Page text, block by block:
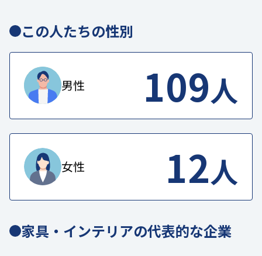
この人たちの性別
男性 109人
女性 12人
家具・インテリアの代表的な企業